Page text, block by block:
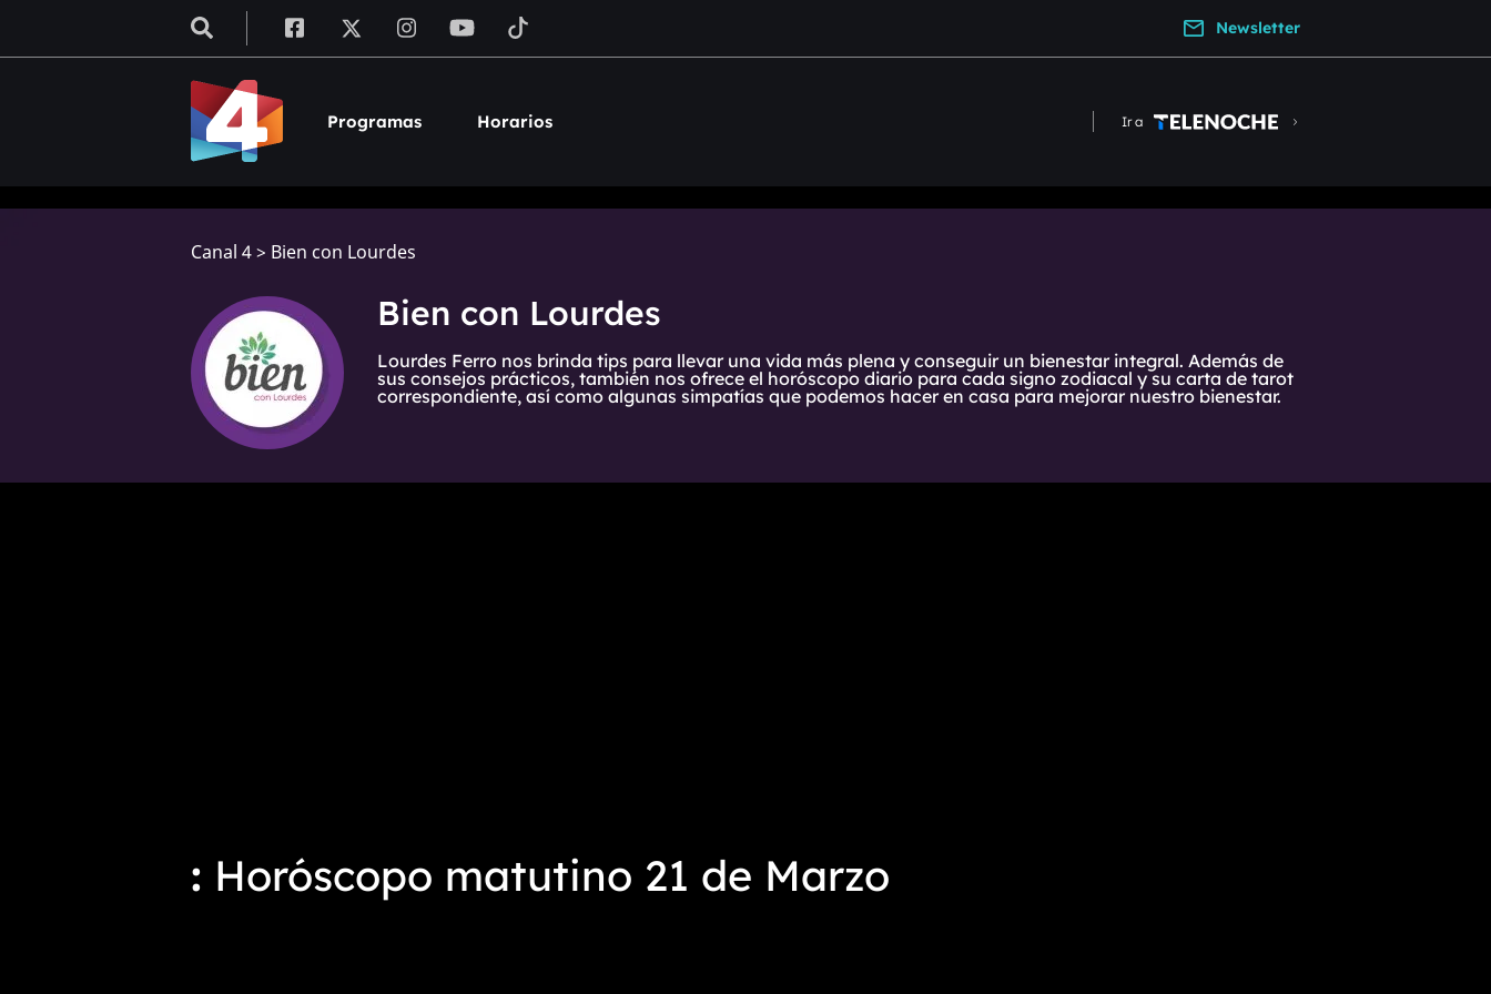
Newsletter
Programas Horarios Ir a
Canal 4> Bien con Lourdes
Bien con Lourdes
Lourdes Ferro nos brinda tips para llevar una vida más plena y conseguir un bienestar integral. Además de
sus consejos prácticos, también nos ofrece el horóscopo diario para cada signo zodiacal y su carta de tarot
correspondiente, así como algunas simpatías que podemos hacer en casa para mejorar nuestro bienestar.
Horóscopo matutino 21 de Marzo